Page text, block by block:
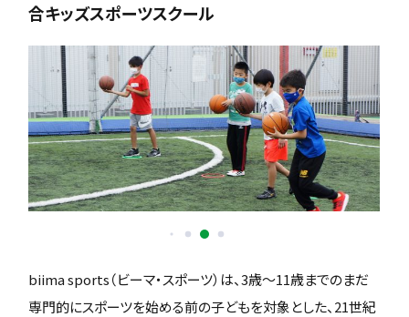
合キッズスポーツスクール
biima sports（ビーマ・スポーツ）は、3歳〜11歳までのまだ
専門的にスポーツを始める前の子どもを対象とした、21世紀